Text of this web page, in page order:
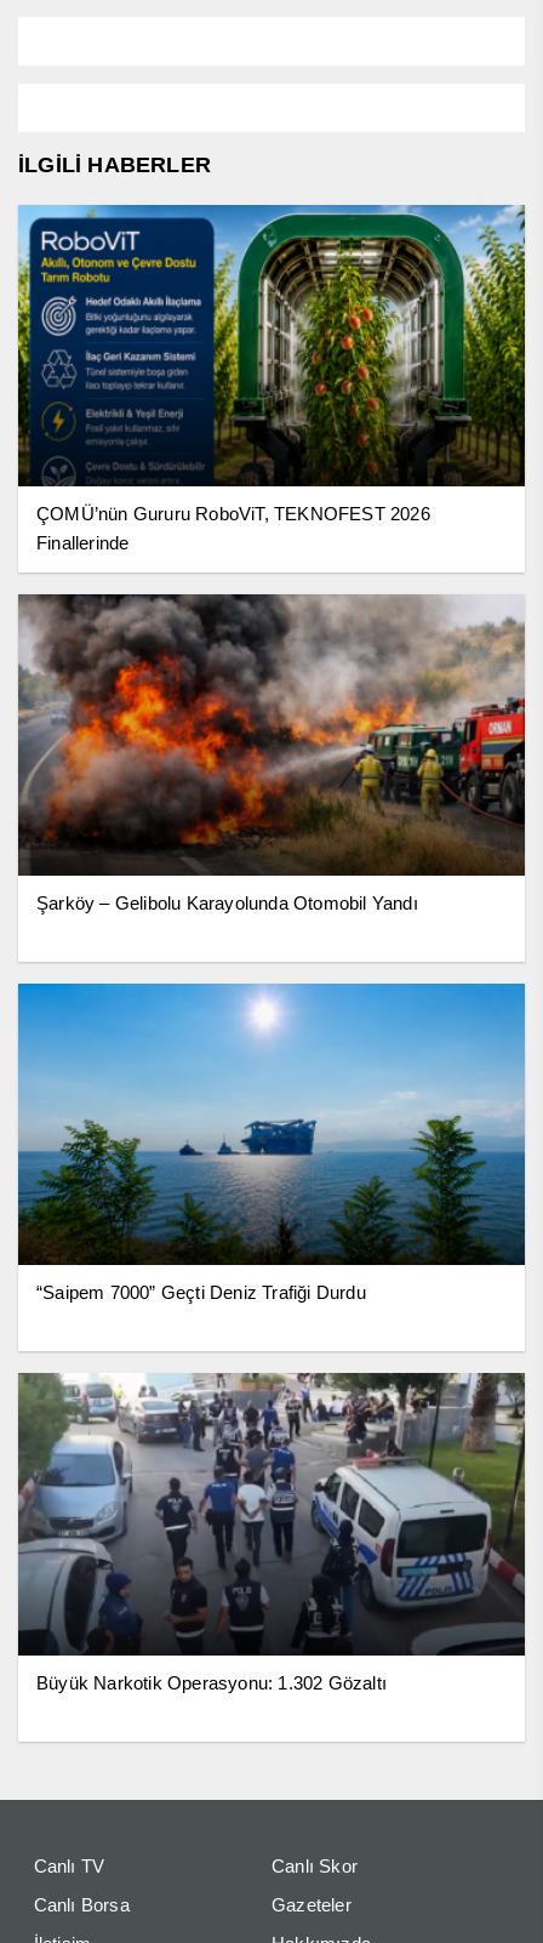
İLGİLİ HABERLER
ÇOMÜ’nün Gururu RoboViT, TEKNOFEST 2026
Finallerinde
Şarköy – Gelibolu Karayolunda Otomobil Yandı
“Saipem 7000” Geçti Deniz Trafiği Durdu
Büyük Narkotik Operasyonu: 1.302 Gözaltı
Canlı TV
Canlı Skor
Canlı Borsa
Gazeteler